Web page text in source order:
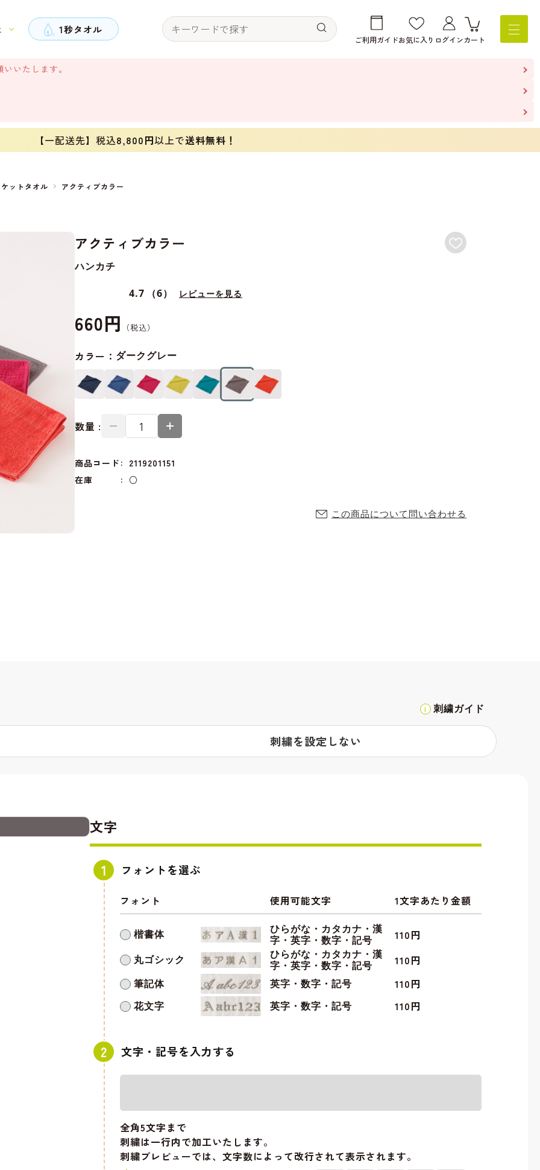
1秒タオル
ご利用ガイドお気に入り ログインカート
いたします。
【一配送先】税込8,800円以上で送料無料！
ットタオル
アクティブカラー
アクティブカラー
ハンカチ
4.7 （6） レビューを見る
660円
カラー： ダークグレー
数量 :
商品コード
2119201151
在庫
○
この商品について問い合わせる
刺繍ガイド
刺繍を設定しない
文字
フォントを選ぶ
フォント 使用可能文字 1文字あたり金額
楷書体
ひらがな・カタカナ・漢
字・英字・数字・記号
110円
丸ゴシック
ひらがな・カタカナ・漢
字・英字・数字・記号
110円
筆記体 英字・数字・記号 110円
花文字 英字・数字・記号 110円
文字・記号を入力する
全角5文字 まで
刺繍は一行内で加工いたします。
刺繍プレビューでは、文字数によって改行されて表示されます。